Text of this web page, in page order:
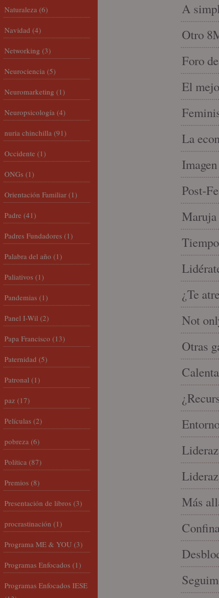
A
Otro
Foro
El
La
Post-
Maruja
¿Te
Not
Otras
Más
Naturaleza (6)
Navidad (4)
Networking (3)
Neurociencia (5)
Neuromarketing (1)
Neuropsicología (4)
nuria chinchilla (91)
Occidente (1)
ONGs (1)
Orientación Familiar (1)
Padre (41)
Padres Fundadores (1)
Palabra del año (1)
Paliativos (1)
Pandemias (1)
Panel I-Wil (2)
Papa Francisco (13)
Paternidad (5)
Patronal (1)
paz (17)
Películas (2)
pobreza (6)
Política (87)
Premios (8)
Presentación de libros (3)
procrastinación (1)
Programa ME & YOU (3)
Programas Enfocados (1)
Programas Enfocados IESE